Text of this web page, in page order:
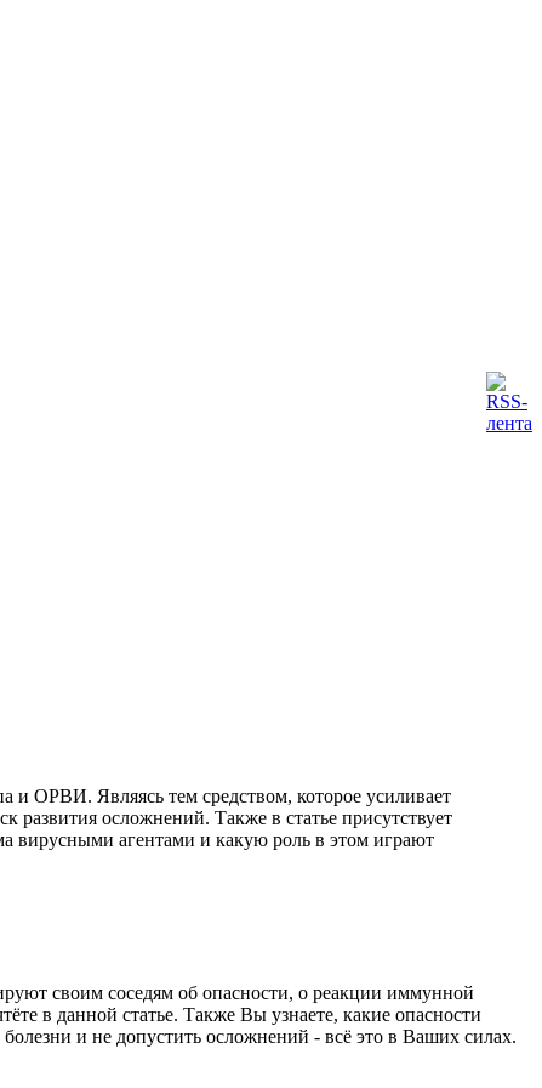
ОРВИ. Являясь тем средством, которое усиливает
развития осложнений. Также в статье присутствует
вирусными агентами и какую роль в этом играют
своим соседям об опасности, о реакции иммунной
в данной статье. Также Вы узнаете, какие опасности
и не допустить осложнений - всё это в Ваших силах.